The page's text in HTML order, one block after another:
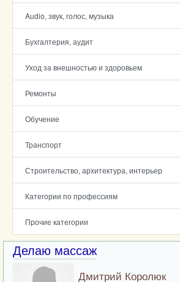
Audio, звук, голос, музыка
Бухгалтерия, аудит
Уход за внешностью и здоровьем
Ремонты
Обучение
Транспорт
Строительство, архитектура, интерьер
Категории по профессиям
Прочие категории
Делаю массаж
Дмитрий Королюк